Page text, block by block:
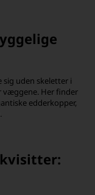
uden skeletter i
væggene. Her finder
edderkopper,